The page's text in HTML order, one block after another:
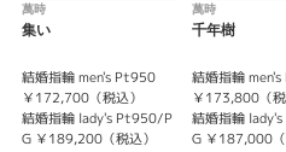
上品且つクールな婚約指輪：花桔梗は、
『雪の葉』・『天恵』・『響鳴』と重
※選ばれる素材・ダイヤモンドグレー
萬時
集い
結婚指輪 men's Pt950
￥172,700（税込）
結婚指輪 lady's Pt950/P
G ￥189,200（税込）
萬時
千年樹
結婚指輪
￥173,800（税
結婚指輪
G ￥187,000（